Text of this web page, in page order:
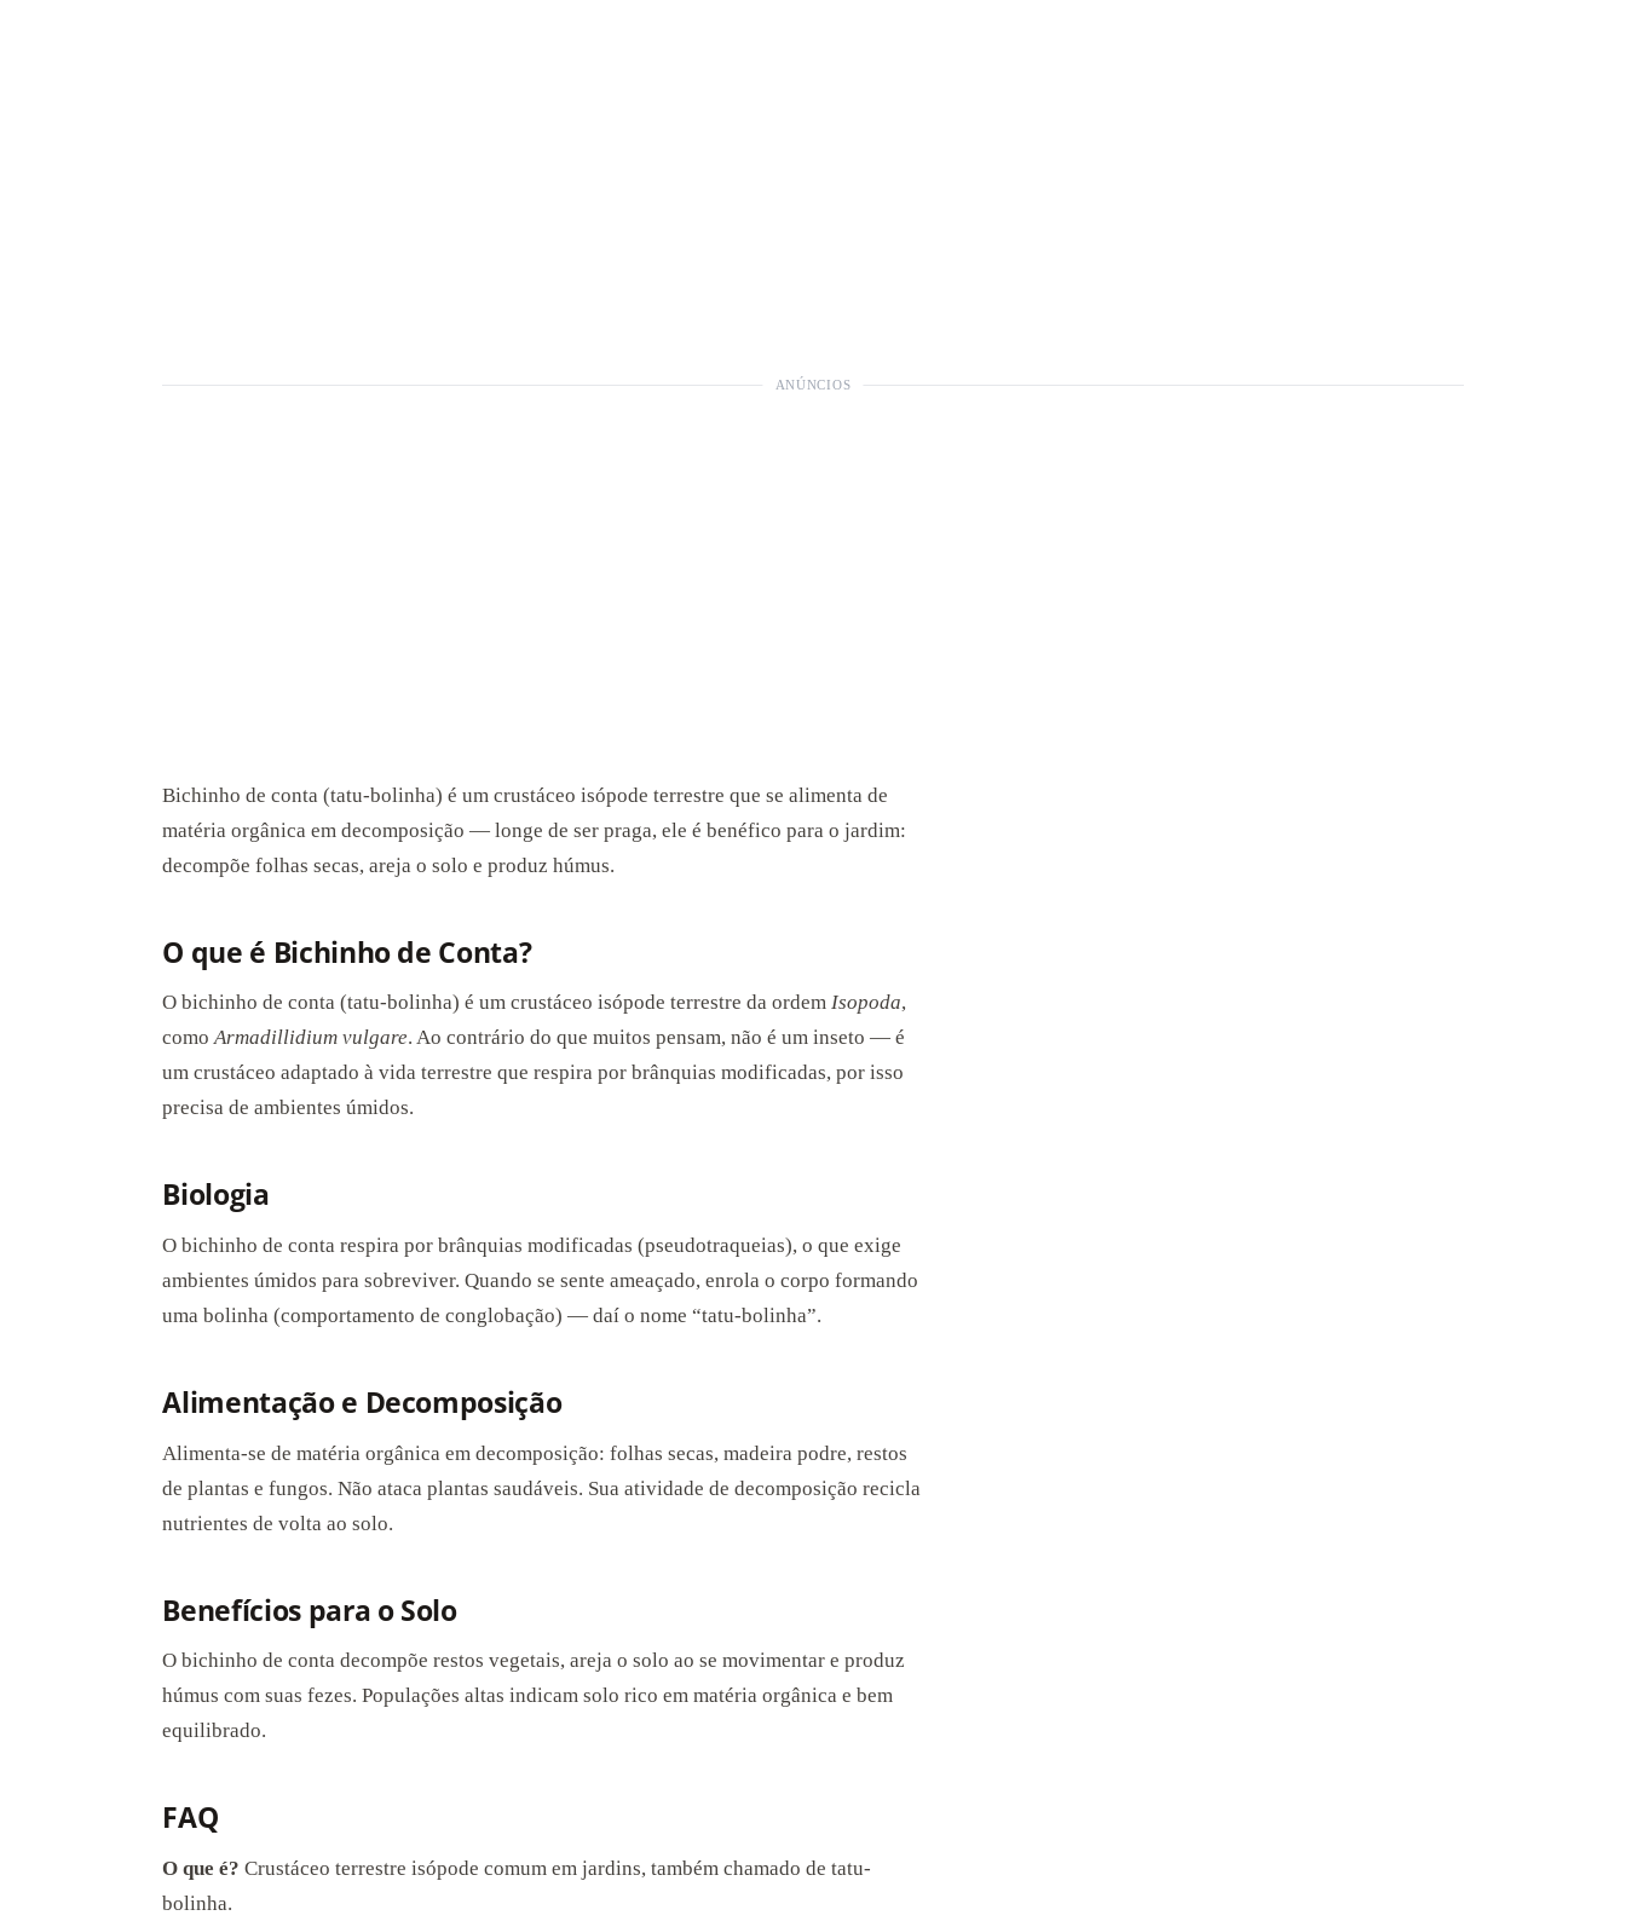
ANÚNCIOS
Bichinho de conta (tatu-bolinha) é um crustáceo isópode terrestre que se alimenta de
matéria orgânica em decomposição — longe de ser praga, ele é benéfico para o jardim:
decompõe folhas secas, areja o solo e produz húmus.
O que é Bichinho de Conta?
O bichinho de conta (tatu-bolinha) é um crustáceo isópode terrestre da ordemIsopoda,
comoArmadillidium vulgare. Ao contrário do que muitos pensam, não é um inseto — é
um crustáceo adaptado à vida terrestre que respira por brânquias modificadas, por isso
precisa de ambientes úmidos.
Biologia
O bichinho de conta respira por brânquias modificadas (pseudotraqueias), o que exige
ambientes úmidos para sobreviver. Quando se sente ameaçado, enrola o corpo formando
uma bolinha (comportamento de conglobação) — daí o nome “tatu-bolinha”.
Alimentação e Decomposição
Alimenta-se de matéria orgânica em decomposição: folhas secas, madeira podre, restos
de plantas e fungos. Não ataca plantas saudáveis. Sua atividade de decomposição recicla
nutrientes de volta ao solo.
Benefícios para o Solo
O bichinho de conta decompõe restos vegetais, areja o solo ao se movimentar e produz
húmus com suas fezes. Populações altas indicam solo rico em matéria orgânica e bem
equilibrado.
FAQ
O que é? Crustáceo terrestre isópode comum em jardins, também chamado de tatu-
bolinha.